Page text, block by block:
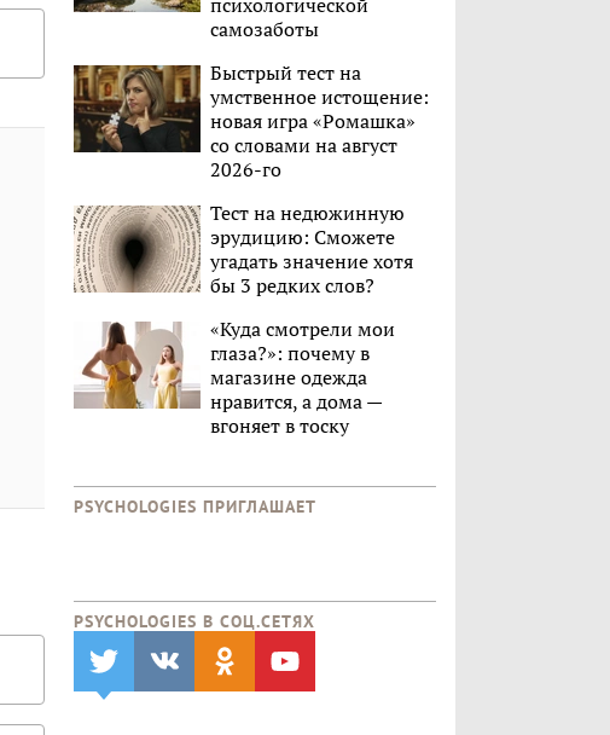
самозаботы
Быстрый тест на
умственное истощение:
новая игра «Ромашка»
со словами на август
2026-го
Тест на недюжинную
эрудицию: Сможете
угадать значение хотя
бы 3 редких слов?
«Куда смотрели мои
глаза?»: почему в
магазине одежда
нравится, а дома —
вгоняет в тоску
PSYCHOLOGIES ПРИГЛАШАЕТ
PSYCHOLOGIES В CОЦ.СЕТЯХ